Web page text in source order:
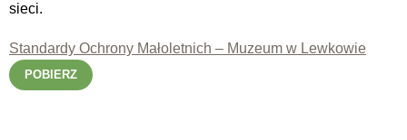
sieci.
Standardy Ochrony Małoletnich – Muzeum w Lewkowie
POBIERZ